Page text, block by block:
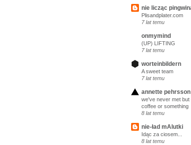
nie licząc
Plisandplater.com
7 lat temu
onmymind
(UP) LIFTING
7 lat temu
worteinbildern
A sweet team
7 lat temu
annette
we've never met
coffee or something
8 lat temu
nie-ład mAlutki
Idąc za ciosem...
8 lat temu